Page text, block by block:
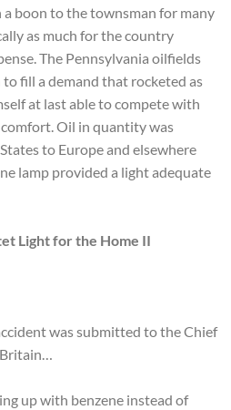
a boon to the townsman for many
as much for the country
The Pennsylvania oilfields
fill a demand that rocketed as
at last able to compete with
Oil in quantity was
to Europe and elsewhere
lamp provided a light adequate
Light for the Home II
was submitted to the Chief
up with benzene instead of